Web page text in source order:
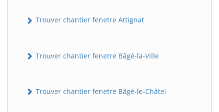
Trouver chantier fenetre Attignat
Trouver chantier fenetre Bâgé-la-Ville
Trouver chantier fenetre Bâgé-le-Châtel